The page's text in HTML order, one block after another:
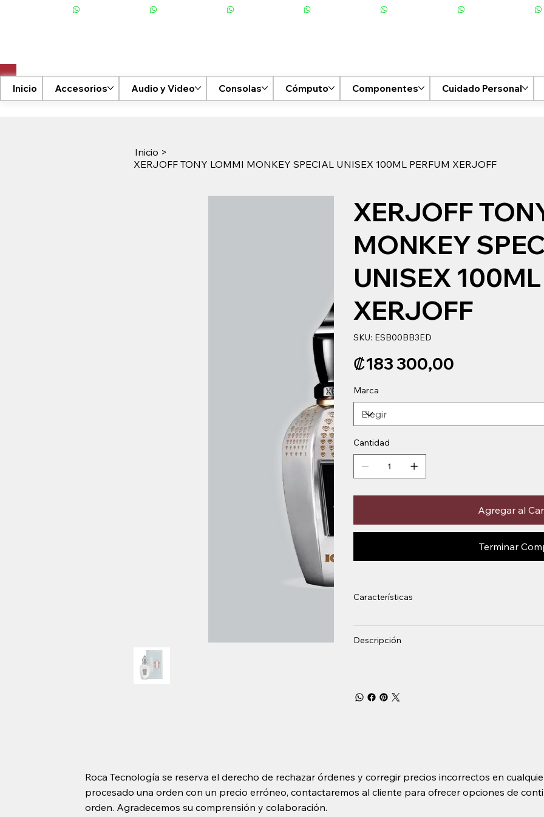
Inicio Accesorios Audio y Video Consolas Cómputo Componentes Cuidado Personal
Inicio >
XERJOFF TONY LOMMI MONKEY SPECIAL UNISEX 100ML PERFUM XERJOFF
XERJOFF
MONKEY
UNISEX
XERJOFF
SKU: SKU
ESB00BB3ED
ESB00BB3ED
₡183 300,00
Marca
Cantidad
Agregar al
Terminar
Características
Descripción
Roca Tecnología se reserva el derecho de rechazar órdenes y corregir precios incorrectos en
procesado una orden con un precio erróneo, contactaremos al cliente para ofrecer opciones de
orden. Agradecemos su comprensión y colaboración.